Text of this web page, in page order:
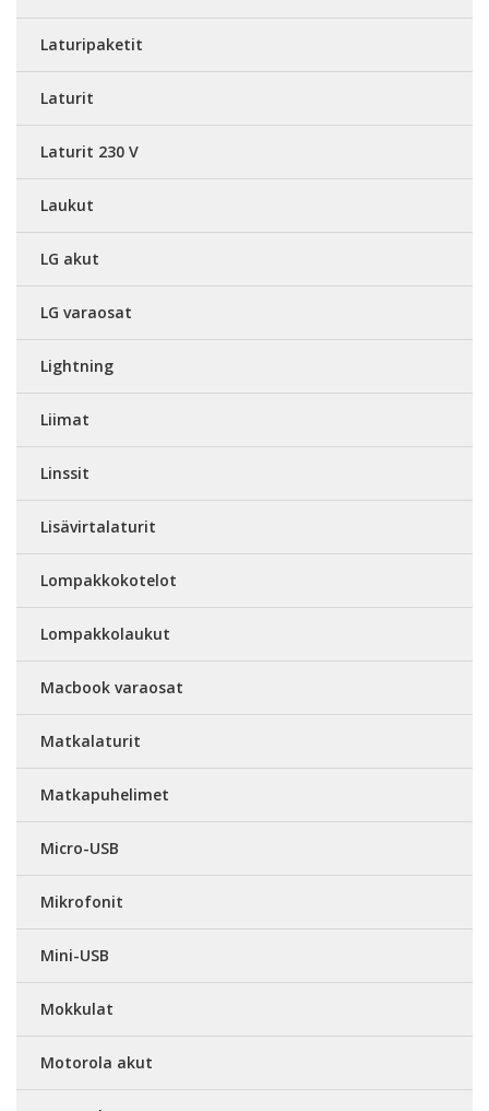
Laturipaketit
Laturit
Laturit 230 V
Laukut
LG akut
LG varaosat
Lightning
Liimat
Linssit
Lisävirtalaturit
Lompakkokotelot
Lompakkolaukut
Macbook varaosat
Matkalaturit
Matkapuhelimet
Micro-USB
Mikrofonit
Mini-USB
Mokkulat
Motorola akut